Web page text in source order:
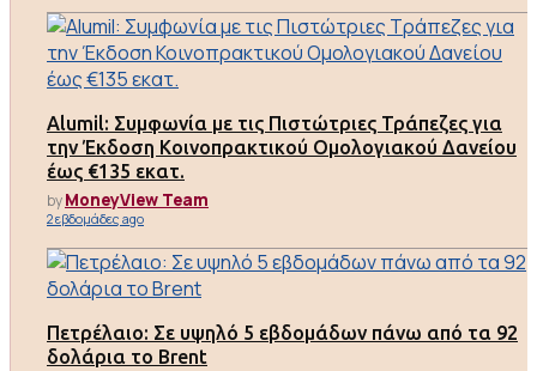
Alumil: Συμφωνία με τις Πιστώτριες Τράπεζες για
την Έκδοση Κοινοπρακτικού Ομολογιακού Δανείου
έως €135 εκατ.
byMoneyView Team
2 εβδομάδες ago
Πετρέλαιο: Σε υψηλό 5 εβδομάδων πάνω από τα 92
δολάρια το Brent